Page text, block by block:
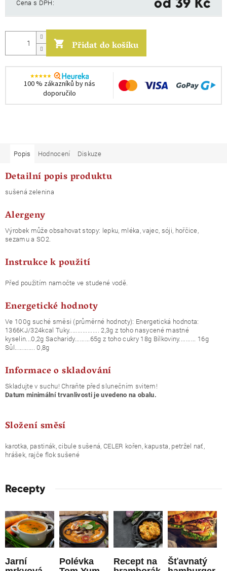
Cena s DPH:
Přidat do košíku
100 % zákazníků by nás
doporučilo
Popis Hodnocení Diskuze
Detailní popis produktu
sušená zelenina
Alergeny
Výrobek může obsahovat stopy: lepku, mléka, vajec, sóji, hořčice,
sezamu a SO2.
Instrukce k použití
Před použitím namočte ve studené vodě.
Energetické hodnoty
Ve 100g suché směsi (průměrné hodnoty): Energetická hodnota:
1366KJ/324kcal Tuky.................. 2,3g z toho nasycené mastné
kyselin...0,2g Sacharidy.........65g z toho cukry 18g Bílkoviny.......... 16g
Sůl............ 0,8g
Informace o skladování
Skladujte v suchu! Chraňte před slunečním svitem!
Datum minimální trvanlivosti je uvedeno na obalu.
Složení směsí
karotka, pastinák, cibule sušená, CELER kořen, kapusta, petržel nať,
hrášek, rajče flok sušené
Recepty
Jarní
Polévka
Recept na
Šťavnatý